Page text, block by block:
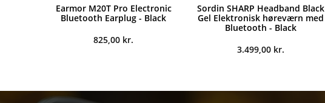
Earmor M20T Pro Electronic
Bluetooth Earplug - Black
825,00 kr.
Sordin SHARP Headband Black
Gel Elektronisk høreværn med
Bluetooth - Black
3.499,00 kr.